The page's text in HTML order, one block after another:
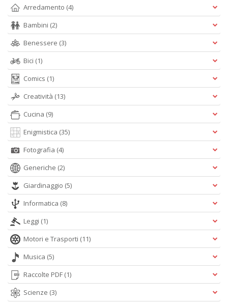
Arredamento (4)
Bambini (2)
Benessere (3)
Bici (1)
Comics (1)
Creatività (13)
Cucina (9)
Enigmistica (35)
Fotografia (4)
Generiche (2)
Giardinaggio (5)
Informatica (8)
Leggi (1)
Motori e Trasporti (11)
Musica (5)
Raccolte PDF (1)
Scienze (3)